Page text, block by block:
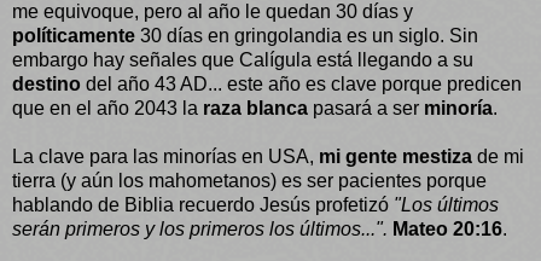
me equivoque, pero al año le quedan 30 días y
políticamente 30 días en gringolandia es un siglo. Sin
embargo hay señales que Calígula está llegando a su
destino del año 43 AD... este año es clave porque predicen
que en el año 2043 la raza blanca pasará a ser minoría.
La clave para las minorías en USA, mi gente mestiza de mi
tierra (y aún los mahometanos) es ser pacientes porque
hablando de Biblia recuerdo Jesús profetizó "Los últimos
serán primeros y los primeros los últimos...". Mateo 20:16.